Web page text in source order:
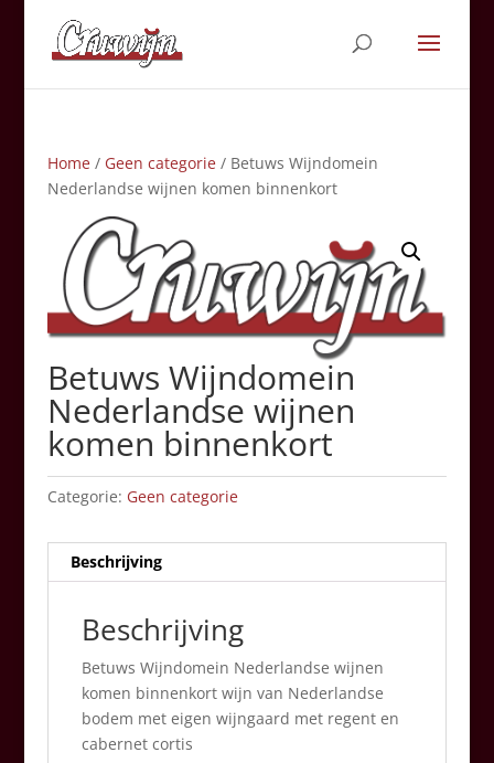
Home/ Geen categorie/ Betuws Wijndomein
Nederlandse wijnen komen binnenkort
Betuws Wijndomein
Nederlandse wijnen
komen binnenkort
Categorie: Geen categorie
Beschrijving
Beschrijving
Betuws Wijndomein Nederlandse wijnen
komen binnenkort wijn van Nederlandse
bodem met eigen wijngaard met regent en
cabernet cortis